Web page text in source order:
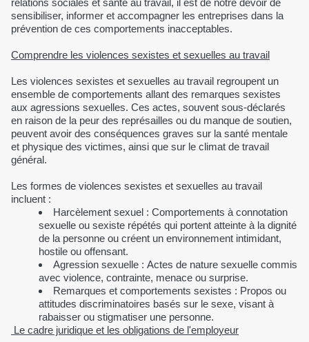
sensibiliser, informer et accompagner les entreprises dans la
prévention de ces comportements inacceptables.
Comprendre les violences sexistes et sexuelles au travail
Les violences sexistes et sexuelles au travail regroupent un
ensemble de comportements allant des remarques sexistes
aux agressions sexuelles. Ces actes, souvent sous-déclarés
en raison de la peur des représailles ou du manque de soutien,
peuvent avoir des conséquences graves sur la santé mentale
et physique des victimes, ainsi que sur le climat de travail
général.
Les formes de violences sexistes et sexuelles au travail
incluent :
Harcèlement sexuel : Comportements à connotation
sexuelle ou sexiste répétés qui portent atteinte à la dignité
de la personne ou créent un environnement intimidant,
hostile ou offensant.
Agression sexuelle : Actes de nature sexuelle commis
avec violence, contrainte, menace ou surprise.
Remarques et comportements sexistes : Propos ou
attitudes discriminatoires basés sur le sexe, visant à
rabaisser ou stigmatiser une personne.
Le cadre juridique et les obligations de l'employeur